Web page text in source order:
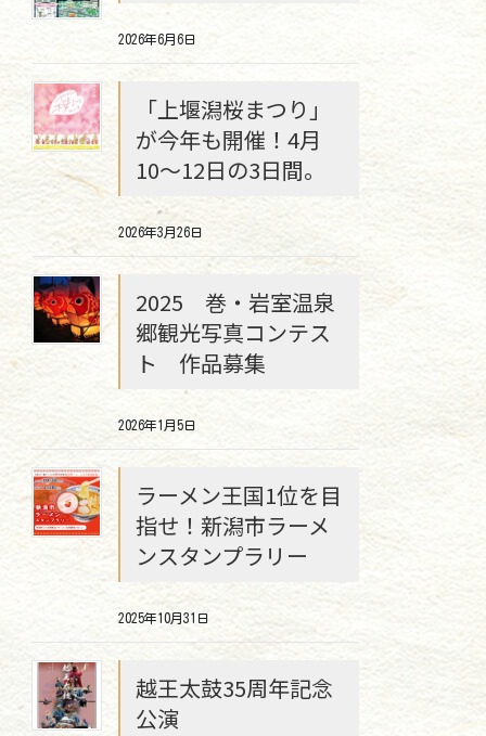
2026年6月6日
「上堰潟桜まつり」
が今年も開催！4月
10～12日の3日間。
2026年3月26日
2025 巻・岩室温泉
郷観光写真コンテス
ト 作品募集
2026年1月5日
ラーメン王国1位を目
指せ！新潟市ラーメ
ンスタンプラリー
2025年10月31日
越王太鼓35周年記念
公演